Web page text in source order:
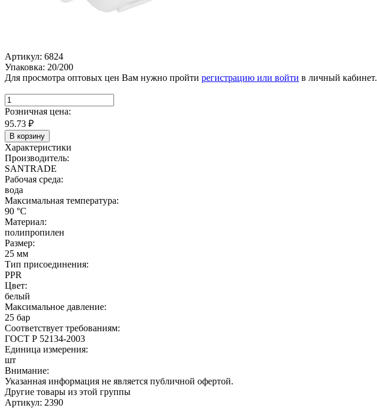
Артикул: 6824
Упаковка: 20/200
Для просмотра оптовых цен Вам нужно пройти регистрацию или войти в личный кабинет.
Розничная цена:
95.73 ₽
В корзину
Характеристики
Производитель:
SANTRADE
Рабочая среда:
вода
Максимальная температура:
90 °C
Материал:
полипропилен
Размер:
25 мм
Тип присоединения:
PPR
Цвет:
белый
Максимальное давление:
25 бар
Соответствует требованиям:
ГОСТ Р 52134-2003
Единица измерения:
шт
Внимание:
Указанная информация не является публичной офертой.
Другие товары из этой группы
Артикул: 2390